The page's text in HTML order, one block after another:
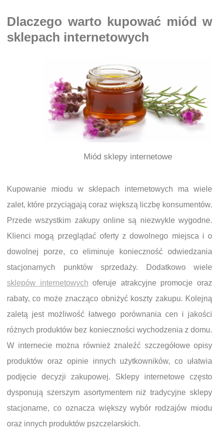
Dlaczego warto kupować miód w
sklepach internetowych
Miód sklepy internetowe
Kupowanie miodu w sklepach internetowych ma wiele
zalet, które przyciągają coraz większą liczbę konsumentów.
Przede wszystkim zakupy online są niezwykle wygodne.
Klienci mogą przeglądać oferty z dowolnego miejsca i o
dowolnej porze, co eliminuje konieczność odwiedzania
stacjonarnych punktów sprzedaży. Dodatkowo wiele
sklepów internetowych oferuje atrakcyjne promocje oraz
rabaty, co może znacząco obniżyć koszty zakupu. Kolejną
zaletą jest możliwość łatwego porównania cen i jakości
różnych produktów bez konieczności wychodzenia z domu.
W internecie można również znaleźć szczegółowe opisy
produktów oraz opinie innych użytkowników, co ułatwia
podjęcie decyzji zakupowej. Sklepy internetowe często
dysponują szerszym asortymentem niż tradycyjne sklepy
stacjonarne, co oznacza większy wybór rodzajów miodu
oraz innych produktów pszczelarskich.